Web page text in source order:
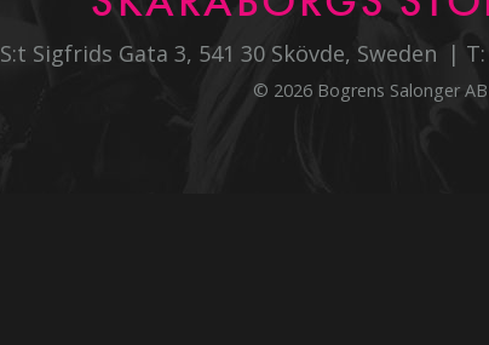
S:t Sigfrids Gata 3, 541 30 Skövde, Sweden T:
© 2026 Bogrens Salonger AB